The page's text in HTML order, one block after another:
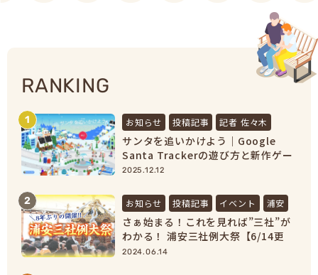
RANKING
1 お知らせ 投稿記事 記者 佐々木
サンタを追いかけよう｜Google
Santa Trackerの遊び方と新作ゲー
ムまとめ【2025最新】
2025.12.12
2 お知らせ 投稿記事 イベント 浦安
さぁ始まる！これを見れば”三社”が
わかる！ 浦安三社例大祭【6/14更
新】
2024.06.14